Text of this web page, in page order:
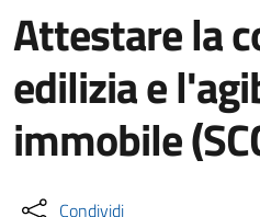
Attestare la
edilizia e
immobile
Condividi